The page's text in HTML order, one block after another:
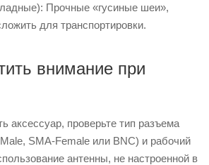
Прочные «гусиные шеи»,
для транспортировки.
внимание при
аксессуар, проверьте тип разъема
SMA-Female или BNC) и рабочий
антенны, не настроенной в